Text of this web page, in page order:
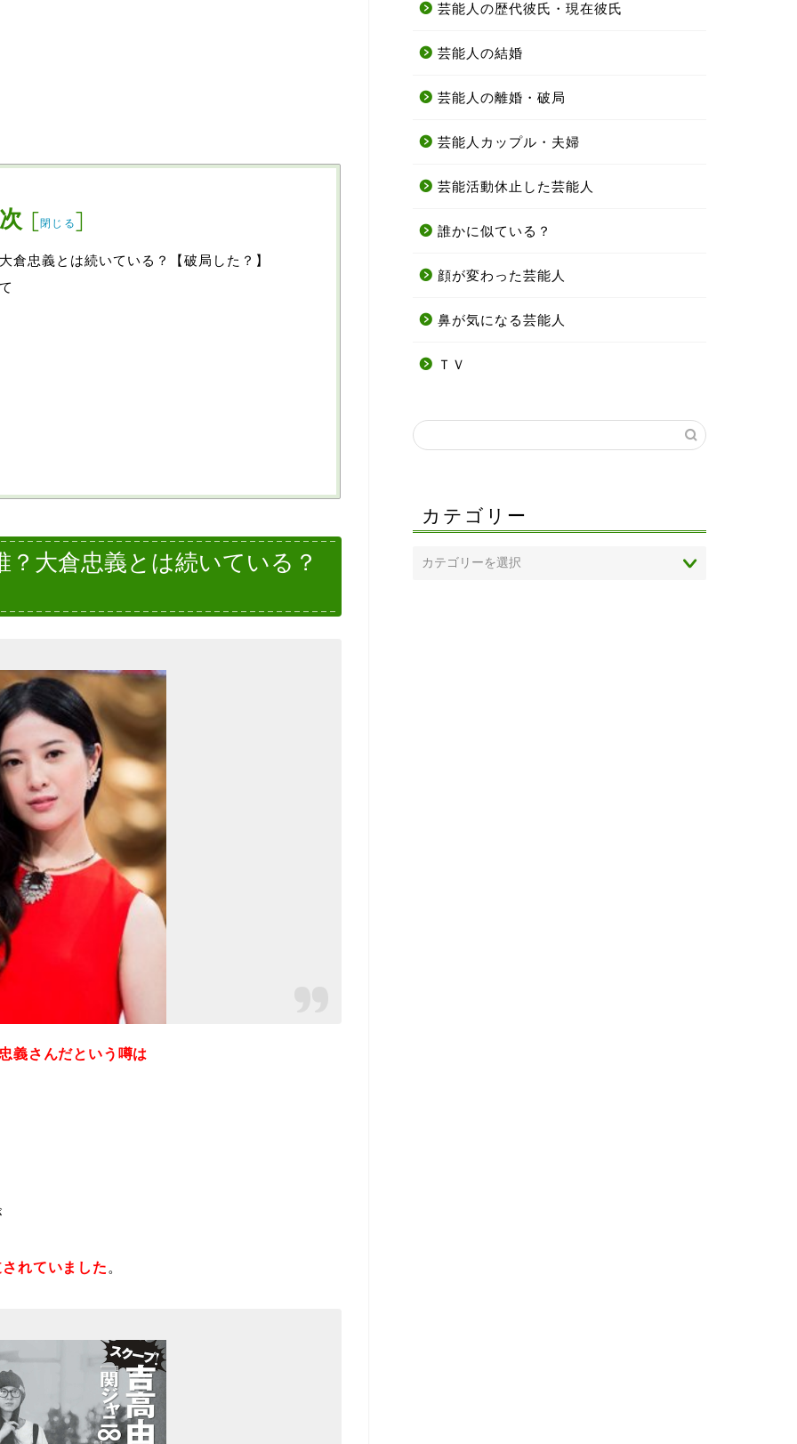
[閉じる]
倉忠義とは続いている？【破局した？】
大倉忠義とは続いている？
義さんだという噂は
れていました 。
芸能人の歴代彼氏・現在彼氏
芸能人の結婚
芸能人の離婚・破局
芸能人カップル・夫婦
芸能活動休止した芸能人
誰かに似ている？
顔が変わった芸能人
鼻が気になる芸能人
ＴＶ
カテゴリー